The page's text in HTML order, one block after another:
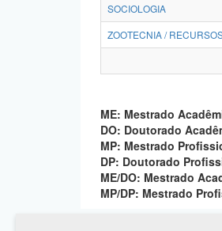
SOCIOLOGIA
ZOOTECNIA /
ME: Mestrado
DO: Doutorado
MP: Mestrado
DP: Doutorado
ME/DO: Mestrado
MP/DP: Mestrado